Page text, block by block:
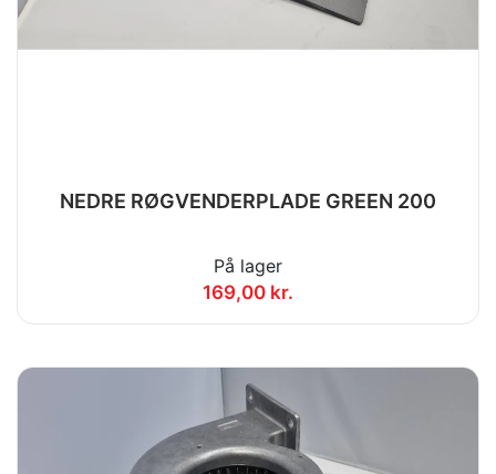
NEDRE RØGVENDERPLADE GREEN 200
På lager
169,00 kr.